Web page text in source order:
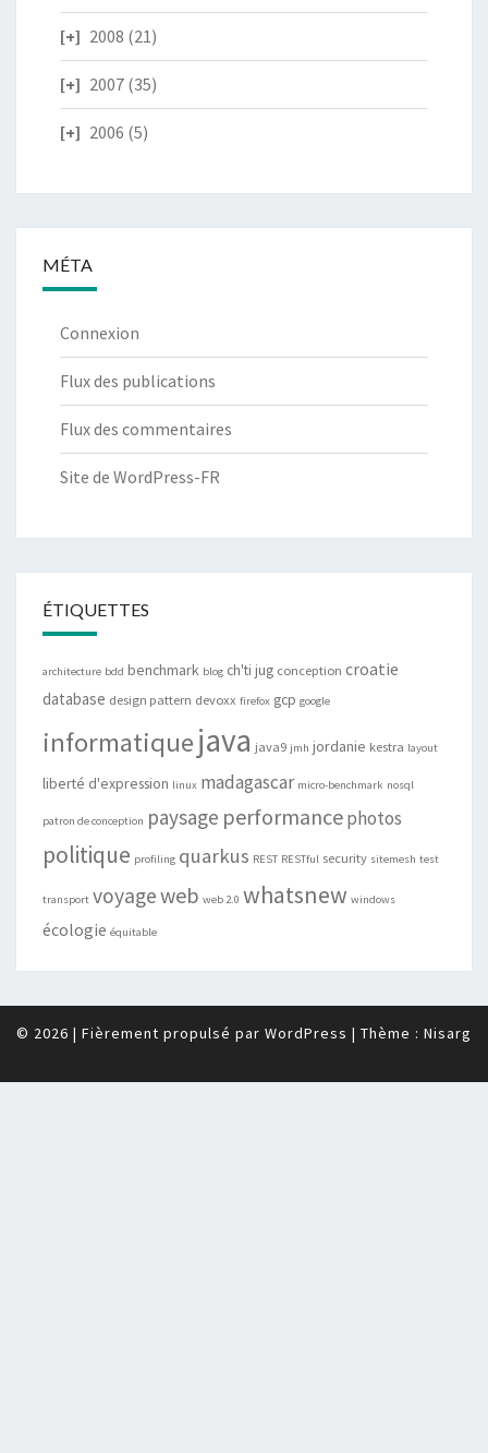
2008 (21)
2007 (35)
2006 (5)
MÉTA
Connexion
Flux des publications
Flux des commentaires
Site de WordPress-FR
ÉTIQUETTES
architecture bdd benchmark blog ch'ti jug conception croatie
database design pattern devoxx firefox gcp google
informatiquejava java9 jmh jordanie kestra layout
liberté d'expression linux madagascar micro-benchmark nosql
patron de conception paysage performancephotos
politique profiling quarkus REST RESTful security sitemesh test
transport voyageweb web 2.0 whatsnew windows
écologie équitable
© 2026 | Fièrement propulsé par WordPress | Thème : Nisarg